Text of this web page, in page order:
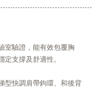
室驗證，能有效包覆胸
定支撐及舒適性。
型快調肩帶鉤環、和後背